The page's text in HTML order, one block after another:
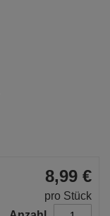
8,99 €
pro Stück